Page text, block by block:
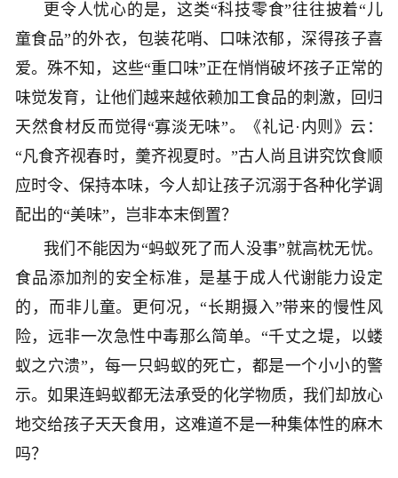
更令人忧心的是，这类“科技零食”往往披着“儿
童食品”的外衣，包装花哨、口味浓郁，深得孩子喜
爱。殊不知，这些“重口味”正在悄悄破坏孩子正常的
味觉发育，让他们越来越依赖加工食品的刺激，回归
天然食材反而觉得“寡淡无味”。《礼记·内则》云：
“凡食齐视春时，羹齐视夏时。”古人尚且讲究饮食顺
应时令、保持本味，今人却让孩子沉溺于各种化学调
配出的“美味”，岂非本末倒置？
我们不能因为“蚂蚁死了而人没事”就高枕无忧。
食品添加剂的安全标准，是基于成人代谢能力设定
的，而非儿童。更何况，“长期摄入”带来的慢性风
险，远非一次急性中毒那么简单。“千丈之堤，以蝼
蚁之穴溃”，每一只蚂蚁的死亡，都是一个小小的警
示。如果连蚂蚁都无法承受的化学物质，我们却放心
地交给孩子天天食用，这难道不是一种集体性的麻木
吗？